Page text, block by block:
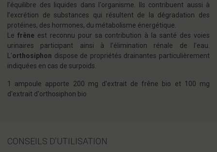
l’équilibre des liquides dans l'organisme. Ils contribuent aussi à
l’excrétion de substances qui résultent de la dégradation des
protéines, des hormones, du métabolisme énergétique.
Le frêneest reconnu pour sa contribution à la santé des voies
urinaires participant ainsi à l’élimination rénale de l’eau.
L’orthosiphon dispose de propriétés drainantes particulièrement
indiquées en cas de surpoids.
1 ampoule apporte 200 mg d'extrait de frêne bio et 100 mg
d'extrait d'orthosiphon bio
CONSEILS D'UTILISATION